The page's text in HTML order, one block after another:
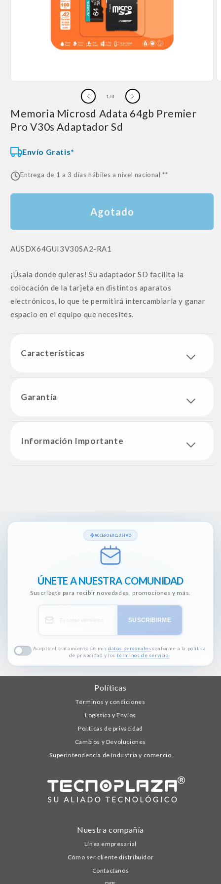
en
ventana
1 /de
3
Memoria Microsd Adata 64gb Premier
Pro V30s Adaptador Sd
Envío Gratis*
Entrega de 1 a 3 días hábiles a nivel nacional **
Agotado
SKU:
AUSDX64GUI3V30SA2-RA1
¡Úsala donde quieras! Su adaptador SD facilita la
colocación de la tarjeta en distintos aparatos
electrónicos, lo que te permitirá intercambiarla y ganar
espacio en el equipo que necesites.
Características
Garantía
Información Importante
ACCESO EXCLUSIVO
ÚNETE A NUESTRA COMUNIDAD
Suscríbete para recibir novedades, promociones y más.
SUSCRIBIRME
Acepto el tratamiento de mis datos personales conforme a la política
de privacidad y los términos de servicio
Políticas
Términos y condiciones
Logística y Envíos
Políticas de privacidad
Cambios y Devoluciones
Superintendencia de Industria y comercio
Nuestra compañía
Línea empresarial
Cómo ser cliente distribuidor
Contáctanos